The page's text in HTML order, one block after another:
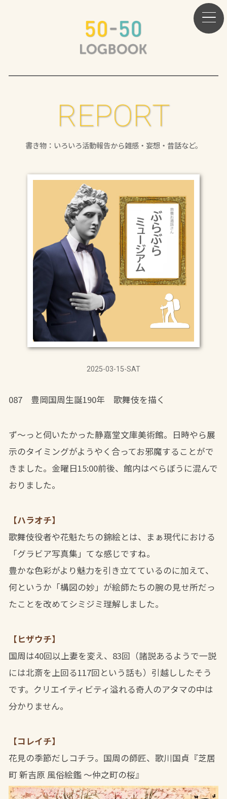
REPORT
書き物：いろいろ活動報告から雑感・妄想・昔話など。
2025-03-15-SAT
087 豊岡国周生誕190年 歌舞伎を描く
ず～っと伺いたかった静嘉堂文庫美術館。日時やら展
示のタイミングがようやく合ってお邪魔することがで
きました。金曜日15:00前後、館内はべらぼうに混んで
おりました。
【ハラオチ】
歌舞伎役者や花魁たちの錦絵とは、まぁ現代における
「グラビア写真集」てな感じですね。
豊かな色彩がより魅力を引き立てているのに加えて、
何というか「構図の妙」が絵師たちの腕の見せ所だっ
たことを改めてシミジミ理解しました。
【ヒザウチ】
国周は40回以上妻を変え、83回（諸説あるようで一説
には北斎を上回る117回という話も）引越ししたそう
です。クリエイティビティ溢れる奇人のアタマの中は
分かりません。
【コレイチ】
花見の季節だしコチラ。国周の師匠、歌川国貞『芝居
町 新吉原 風俗絵鑑 ～仲之町の桜』